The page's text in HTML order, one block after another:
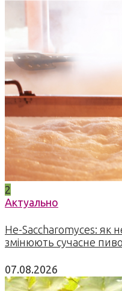
2
Актуально
Не-Saccharomyces: як
змінюють сучасне
07.08.2026